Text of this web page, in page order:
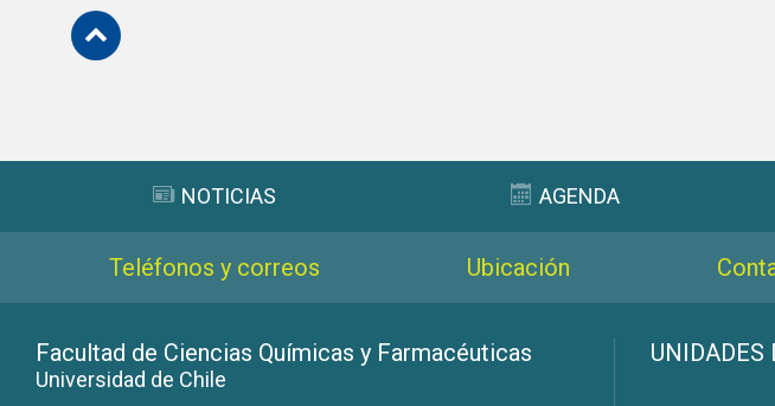
NOTICIAS AGENDA
Teléfonos y correos Ubicación
Facultad de Ciencias Químicas y Farmacéuticas
Universidad de Chile
UNIDADES